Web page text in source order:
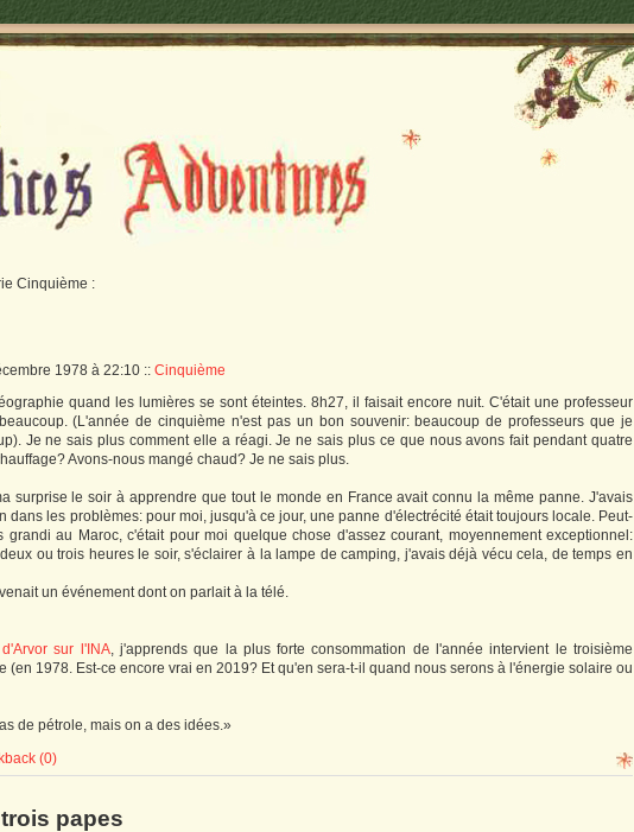
Cinquième :
1978 à 22:10 :: Cinquième
quand les lumières se sont éteintes. 8h27, il faisait encore nuit. C'était une professeur
(L'année de cinquième n'est pas un bon souvenir: beaucoup de professeurs que je
Je ne sais plus comment elle a réagi. Je ne sais plus ce que nous avons fait pendant quatre
Avons-nous mangé chaud? Je ne sais plus.
surprise le soir à apprendre que tout le monde en France avait connu la même panne. J'avais
dans les problèmes: pour moi, jusqu'à ce jour, une panne d'électrécité était toujours locale. Peut-
grandi au Maroc, c'était pour moi quelque chose d'assez courant, moyennement exceptionnel:
ou trois heures le soir, s'éclairer à la lampe de camping, j'avais déjà vécu cela, de temps en
un événement dont on parlait à la télé.
d'Arvor sur l'INA, j'apprends que la plus forte consommation de l'année intervient le troisième
(en 1978. Est-ce encore vrai en 2019? Et qu'en sera-t-il quand nous serons à l'énergie solaire ou
de pétrole, mais on a des idées.»
(0)
papes